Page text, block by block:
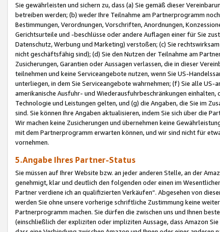
Sie gewährleisten und sichern zu, dass (a) Sie gemäß dieser
betreiben werden; (b) weder Ihre Teilnahme am Partnerprogramm
Bestimmungen, Verordnungen, Vorschriften, Anordnungen,
Gerichtsurteile und -beschlüsse oder andere Auflagen einer für Sie
Datenschutz, Werbung und Marketing) verstoßen; (c) Sie
nicht geschäftsfähig sind); (d) Sie den Nutzen der Teilnahme am
Zusicherungen, Garantien oder Aussagen verlassen, die in dieser
teilnehmen und keine Serviceangebote nutzen, wenn Sie US-
unterliegen, in dem Sie Serviceangebote wahrnehmen; (f) Sie alle
amerikanische Ausfuhr- und Wiederausfuhrbeschränkungen
Technologie und Leistungen gelten, und (g) die Angaben, die Sie im
sind. Sie können Ihre Angaben aktualisieren, indem Sie sich über die
Wir machen keine Zusicherungen und übernehmen keine
mit dem Partnerprogramm erwarten können, und wir sind nicht für
vornehmen.
5.Angabe Ihres Partner-Status
Sie müssen auf Ihrer Website bzw. an jeder anderen Stelle, an der
genehmigt, klar und deutlich den folgenden oder einen im
Partner verdiene ich an qualifizierten Verkäufen“. Abgesehen von
werden Sie ohne unsere vorherige schriftliche Zustimmung keine
Partnerprogramm machen. Sie dürfen die zwischen uns und Ihnen
(einschließlich der expliziten oder impliziten Aussage, dass Amazon